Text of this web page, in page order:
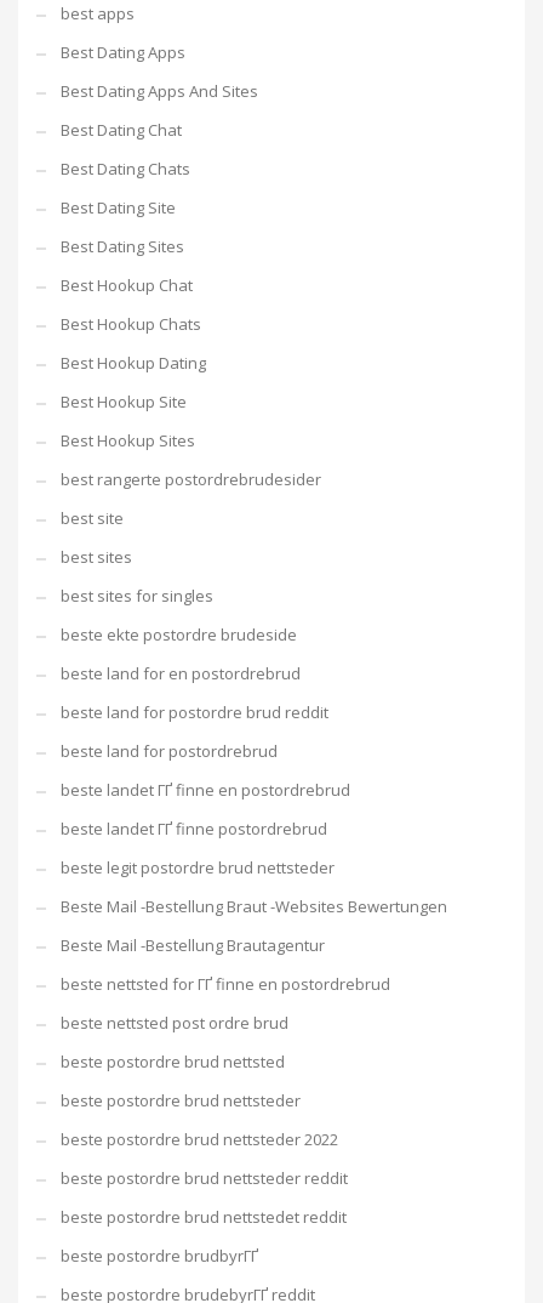
best apps
Best Dating Apps
Best Dating Apps And Sites
Best Dating Chat
Best Dating Chats
Best Dating Site
Best Dating Sites
Best Hookup Chat
Best Hookup Chats
Best Hookup Dating
Best Hookup Site
Best Hookup Sites
best rangerte postordrebrudesider
best site
best sites
best sites for singles
beste ekte postordre brudeside
beste land for en postordrebrud
beste land for postordre brud reddit
beste land for postordrebrud
beste landet ГҐ finne en postordrebrud
beste landet ГҐ finne postordrebrud
beste legit postordre brud nettsteder
Beste Mail -Bestellung Braut -Websites Bewertungen
Beste Mail -Bestellung Brautagentur
beste nettsted for ГҐ finne en postordrebrud
beste nettsted post ordre brud
beste postordre brud nettsted
beste postordre brud nettsteder
beste postordre brud nettsteder 2022
beste postordre brud nettsteder reddit
beste postordre brud nettstedet reddit
beste postordre brudbyrГҐ
beste postordre brudebyrГҐ reddit